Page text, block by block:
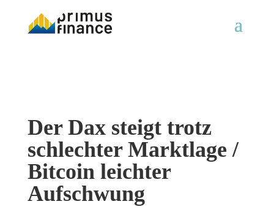
Der Dax steigt trotz
schlechter Marktlage /
Bitcoin leichter
Aufschwung